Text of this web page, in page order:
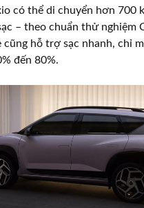
có thể di chuyển hơn 700
– theo chuẩn thử nghiệm
cũng hỗ trợ sạc nhanh, chỉ
đến 80%.